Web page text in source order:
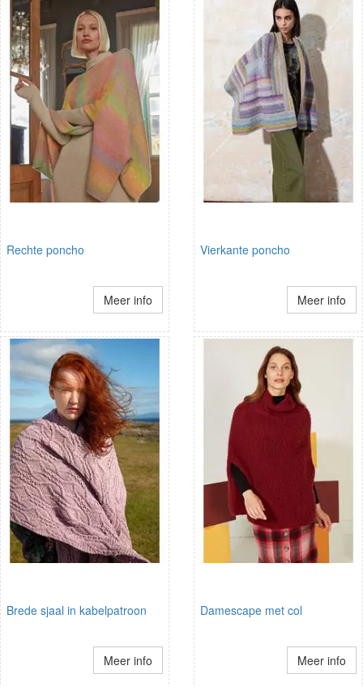
Rechte poncho
Meer info
Vierkante poncho
Meer info
Brede sjaal in kabelpatroon
Meer info
Damescape met col
Meer info